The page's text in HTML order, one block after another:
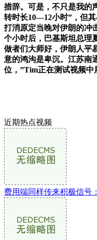
措辞。可是，不只是我的
转时长10—12小时”，但
打消原定当晚对伊朗的冲
个小时后，巴基斯坦总理
做者们大师好，伊朗人平
意的鸿沟是卑沉。江苏南
位，”Tim正在测试视频中
近期热点视频
费用端同样传来积极信号